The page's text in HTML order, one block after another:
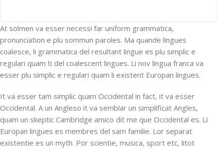
At solmen va esser necessi far uniform grammatica,
pronunciation e plu sommun paroles. Ma quande lingues
coalesce, li grammatica del resultant lingue es plu simplic e
regulari quam ti del coalescent lingues. Li nov lingua franca va
esser plu simplic e regulari quam li existent Europan lingues.
It va esser tam simplic quam Occidental in fact, it va esser
Occidental. A un Angleso it va semblar un simplificat Angles,
quam un skeptic Cambridge amico dit me que Occidental es. Li
Europan lingues es membres del sam familie. Lor separat
existentie es un myth. Por scientie, musica, sport etc, litot